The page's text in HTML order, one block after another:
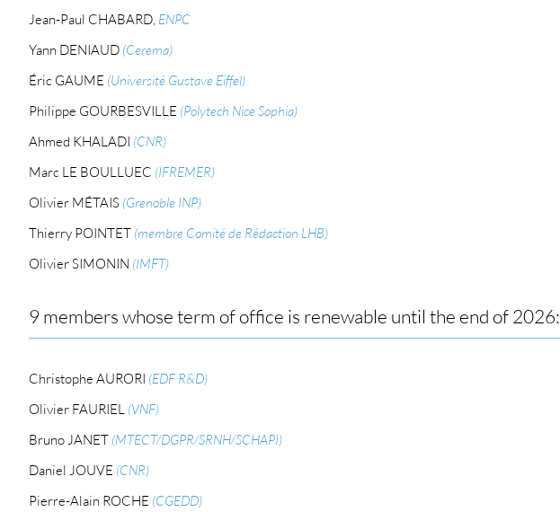
Jean-Paul CHABARD, ENPC
Yann DENIAUD (Cerema)
Éric GAUME (Université Gustave Eiffel)
Philippe GOURBESVILLE (Polytech Nice Sophia)
Ahmed KHALADI (CNR)
Marc LE BOULLUEC (IFREMER)
Olivier MÉTAIS (Grenoble INP)
Thierry POINTET (membre Comité de Rédaction LHB)
Olivier SIMONIN (IMFT)
9 members whose term of office is renewable until the end of 2026:
Christophe AURORI (EDF R&D)
Olivier FAURIEL (VNF)
Bruno JANET (MTECT/DGPR/SRNH/SCHAPI)
Daniel JOUVE (CNR)
Pierre-Alain ROCHE (CGEDD)